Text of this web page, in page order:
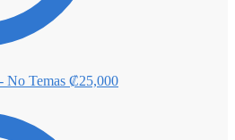
No Temas ₡25,000